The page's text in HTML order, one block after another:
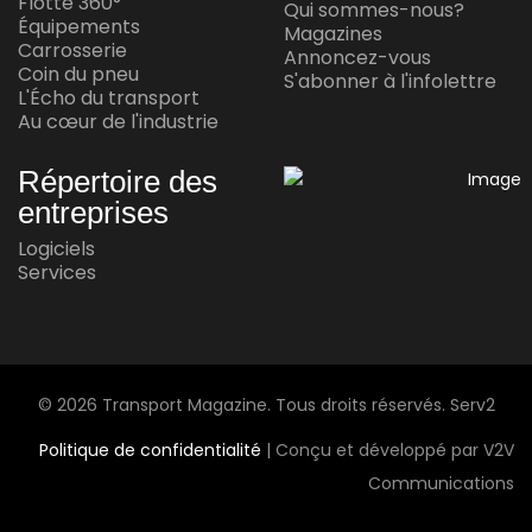
réussite en conduite autonome
Jul 15, 2026
AU CŒUR DE L'INDUSTRIE
Express Frontières
Jul 14, 2026
Jul 13, 2026
Équipements
Carrosserie
Coin du pneu
L'Écho du transport
Au cœur de l'industrie
Qui sommes-nous?
Magazines
Annoncez-vous
S'abonner à l'infolettre
Répertoire des
entreprises
Logiciels
Services
© 2026 Transport Magazine. Tous droits réservés. Serv2
Politique de confidentialité | Conçu et développé par V2V
Communications